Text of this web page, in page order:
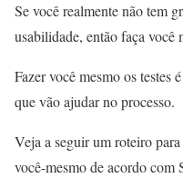
Se você realmente não tem
usabilidade, então faça você
Fazer você mesmo os testes
que vão ajudar no processo.
Veja a seguir um roteiro
você-mesmo de acordo com